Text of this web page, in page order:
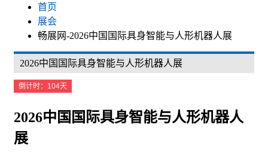
首页
展会
畅展网-2026中国国际具身智能与人形机器人展
2026中国国际具身智能与人形机器人展
倒计时：104天
2026中国国际具身智能与人形机器人
展